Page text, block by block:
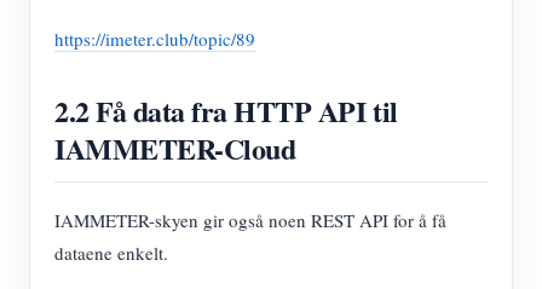
https://imeter.club/topic/89
2.2 Få data fra HTTP API til
IAMMETER-Cloud
IAMMETER-skyen gir også noen REST API for å få
dataene enkelt.